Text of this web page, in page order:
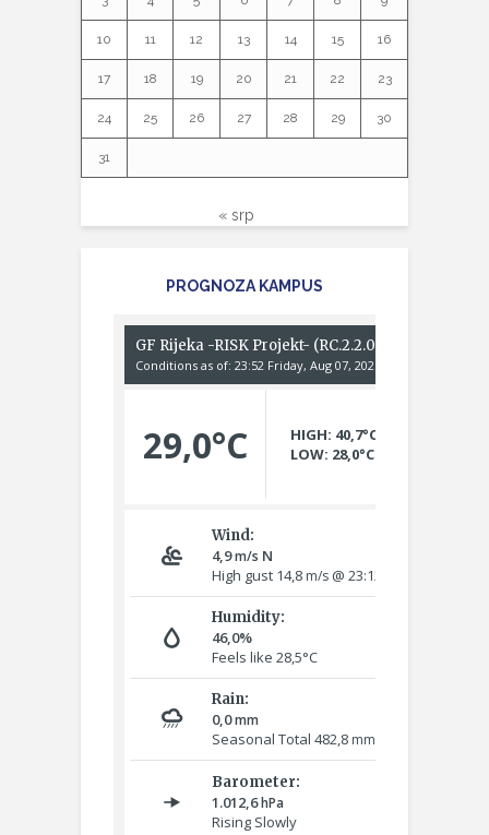
10 11 12 13 14 15 16
17 18 19 20 21 22 23
24 25 26 27 28 29 30
31
« srp
PROGNOZA KAMPUS